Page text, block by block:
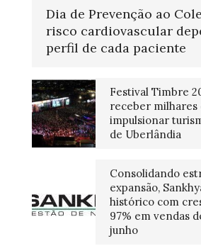
Dia de Prevenção ao
risco cardiovascular
perfil de cada paciente
Festival Timbre
receber milhares
impulsionar
de Uberlândia
Consolidando
expansão,
histórico com
97% em vendas
junho